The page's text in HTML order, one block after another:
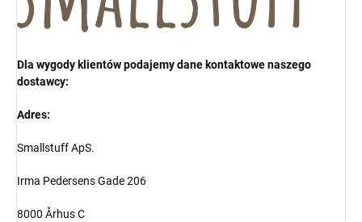
Dla wygody klientów podajemy dane kontaktowe naszego
dostawcy:
Adres:
Smallstuff ApS.
Irma Pedersens Gade 206
8000 Århus C